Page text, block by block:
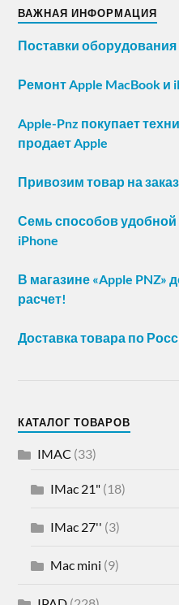
ВАЖНАЯ ИНФОРМАЦИЯ
Поставки
Ремонт Apple MacBook и
Apple-Pnz покупает
продает Apple
Привозим товар на заказ
Семь способов удобной
iPhone
В магазине «Apple PNZ»
расчет!
Доставка товара по
КАТАЛОГ ТОВАРОВ
IMAC (33)
IMac 21" (18)
IMac 27'' (3)
Mac mini (9)